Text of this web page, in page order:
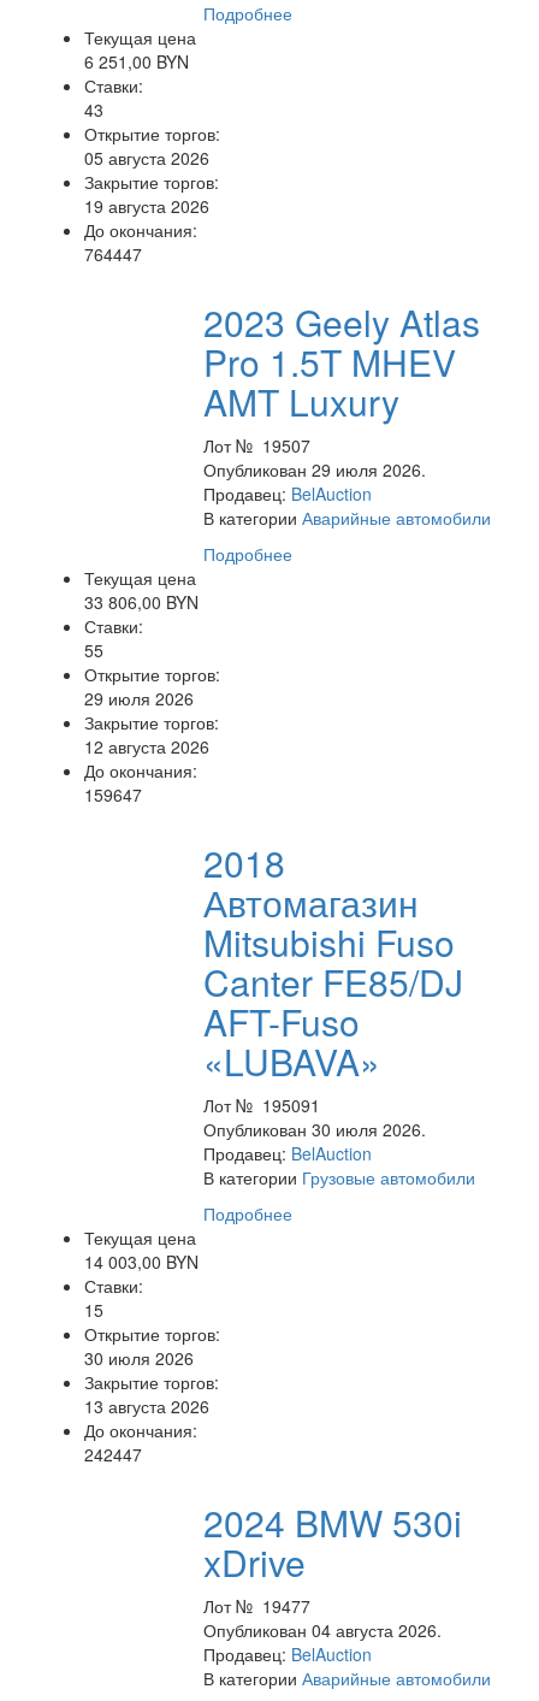
Подробнее
Текущая цена
6 251,00 BYN
Ставки:
43
Открытие торгов:
05 августа 2026
Закрытие торгов:
19 августа 2026
До окончания:
764447
2023 Geely Atlas
Pro 1.5T MHEV
AMT Luxury
Лот № 19507
Опубликован 29 июля 2026.
Продавец: BelAuction
В категорииАварийные автомобили
Подробнее
Текущая цена
33 806,00 BYN
Ставки:
55
Открытие торгов:
29 июля 2026
Закрытие торгов:
12 августа 2026
До окончания:
159647
2018
Автомагазин
Mitsubishi Fuso
Canter FE85/DJ
AFT-Fuso
«LUBAVA»
Лот № 195091
Опубликован 30 июля 2026.
Продавец: BelAuction
В категории Грузовые автомобили
Подробнее
Текущая цена
14 003,00 BYN
Ставки:
15
Открытие торгов:
30 июля 2026
Закрытие торгов:
13 августа 2026
До окончания:
242447
2024 BMW 530i
xDrive
Лот № 19477
Опубликован 04 августа 2026.
Продавец: BelAuction
В категорииАварийные автомобили